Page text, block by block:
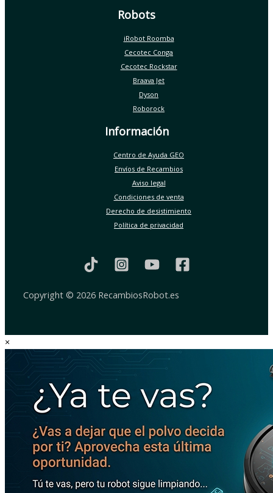
Robots
iRobot Roomba
Cecotec Conga
Cecotec Rockstar
Braava Jet
Dyson
Roborock
Información
Centro de Ayuda GEO
Envíos de Recambios
Aviso legal
Condiciones de venta
Derecho de desistimiento
Política de privacidad
Copyright © 2026 RecambiosRobot.es
×